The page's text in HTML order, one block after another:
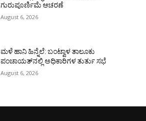
ಗುರುಪೂರ್ಣಿಮೆ ಆಚರಣೆ
August 6, 2026
ಮಳೆ ಹಾನಿ ಹಿನ್ನೆಲೆ: ಬಂಟ್ವಾಳ ತಾಲೂಕು
ಪಂಚಾಯತ್‌ನಲ್ಲಿ ಅಧಿಕಾರಿಗಳ ತುರ್ತು ಸಭೆ
August 6, 2026